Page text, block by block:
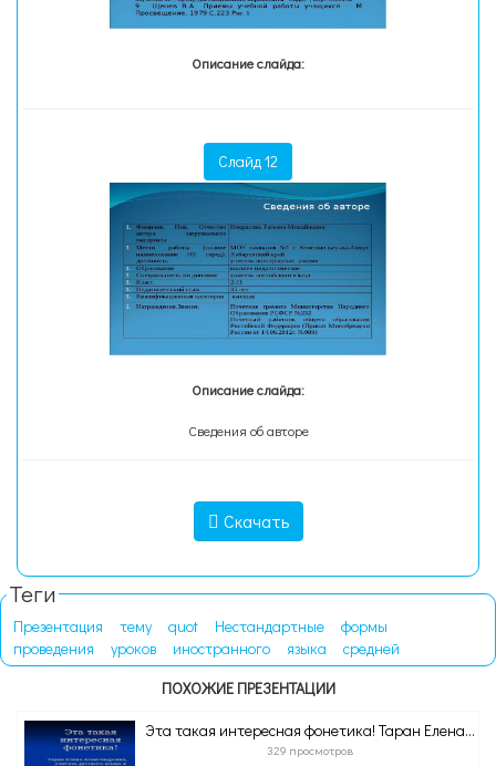
Описание слайда:
Слайд 12
Описание слайда:
Сведения об авторе
Скачать
Теги
Презентация тему quot Нестандартные
формы
проведения
уроков иностранного языка
средней
ПОХОЖИЕ ПРЕЗЕНТАЦИИ
Эта такая интересная фонетика! Таран Елена...
329 просмотров